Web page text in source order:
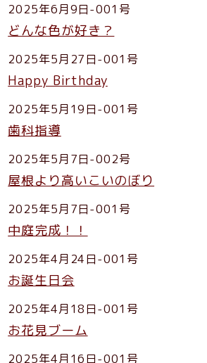
2025年6月9日-001号
どんな色が好き？
2025年5月27日-001号
Happy Birthday
2025年5月19日-001号
歯科指導
2025年5月7日-002号
屋根より高いこいのぼり
2025年5月7日-001号
中庭完成！！
2025年4月24日-001号
お誕生日会
2025年4月18日-001号
お花見ブーム
2025年4月16日-001号